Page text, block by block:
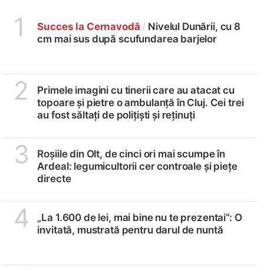
1 Succes la Cernavodă / Nivelul Dunării, cu 8
cm mai sus după scufundarea barjelor
2
Primele imagini cu tinerii care au atacat cu
topoare și pietre o ambulanță în Cluj. Cei trei
au fost săltați de polițiști și reținuți
3
Roșiile din Olt, de cinci ori mai scumpe în
Ardeal: legumicultorii cer controale și piețe
directe
4
„La 1.600 de lei, mai bine nu te prezentai”: O
invitată, mustrată pentru darul de nuntă